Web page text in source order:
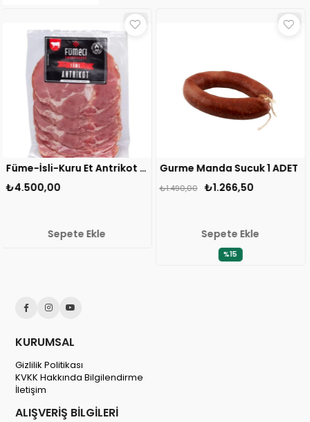
Füme-İsli-Kuru Et Antrikot 1 ADET
Gurme Manda Sucuk 1 ADET
₺1.266,50
₺3.400,00
KURUMSAL
Gizlilik Politikası
KVKK Hakkında Bilgilendirme
İletişim
ALIŞVERİŞ BİLGİLERİ